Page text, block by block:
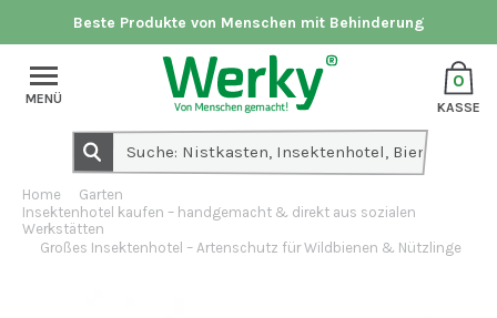
Beste Produkte von Menschen mit Behinderung
0
KASSE
MENÜ
Home
Garten
Insektenhotel kaufen – handgemacht & direkt aus sozialen
Werkstätten
Großes Insektenhotel – Artenschutz für Wildbienen & Nützlinge